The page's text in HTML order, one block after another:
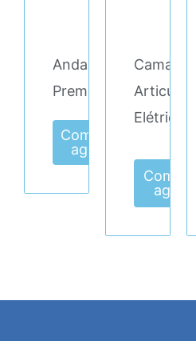
Andarilho/Cadeira
Premium
Comprar
agora
Cama
Articulada
Elétrica
Comprar
agora